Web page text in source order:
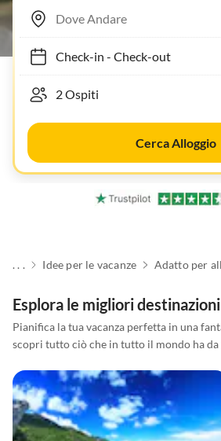
Check-in- Check-out
Cerca Alloggio
. . . Idee per le vacanze Adatto per
Esplora le migliori
Pianifica la tua vacanza perfetta in una
scopri tutto ciò che in tutto il mondo ha